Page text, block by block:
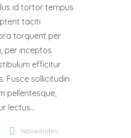
id tortor tempus
taciti
torquent per
per inceptos
efficitur
Fusce sollicitudin
pellentesque,
lectus...
Novedades